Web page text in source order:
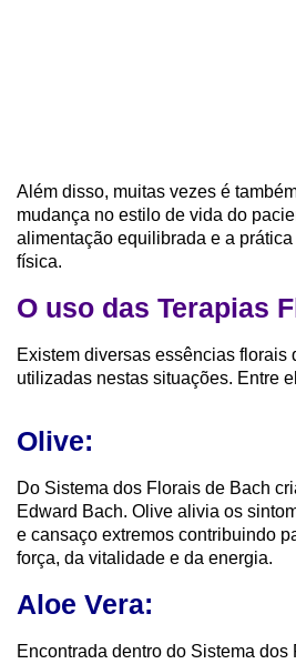
Além disso, muitas vezes é
mudança no estilo de vida do
alimentação equilibrada e a
física.
O uso das Terapias
Existem diversas essências florais
utilizadas nestas situações. Entre
Olive:
Do Sistema dos Florais de Bach
Edward Bach. Olive alivia os
e cansaço extremos contribuindo
força, da vitalidade e da energia.
Aloe Vera:
Encontrada dentro do Sistema